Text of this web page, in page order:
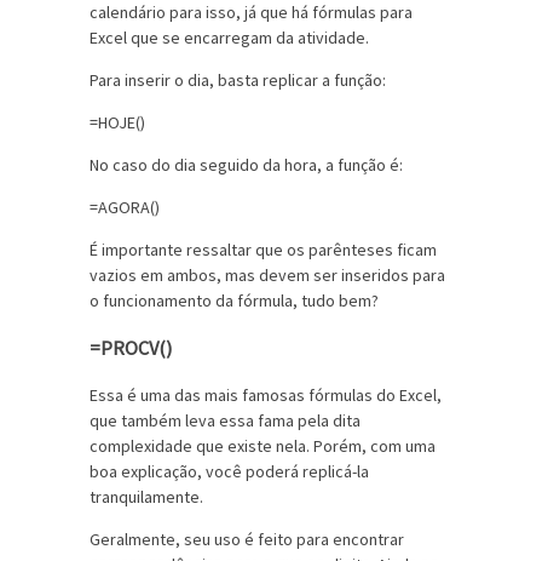
calendário para isso, já que há fórmulas para
Excel que se encarregam da atividade.
Para inserir o dia, basta replicar a função:
=HOJE()
No caso do dia seguido da hora, a função é:
=AGORA()
É importante ressaltar que os parênteses ficam
vazios em ambos, mas devem ser inseridos para
o funcionamento da fórmula, tudo bem?
=PROCV()
Essa é uma das mais famosas fórmulas do Excel,
que também leva essa fama pela dita
complexidade que existe nela. Porém, com uma
boa explicação, você poderá replicá-la
tranquilamente.
Geralmente, seu uso é feito para encontrar